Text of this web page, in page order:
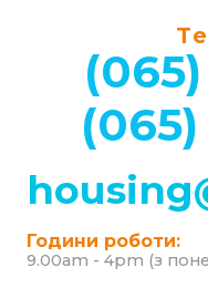
Години роботи:
9.00am - 4pm (з